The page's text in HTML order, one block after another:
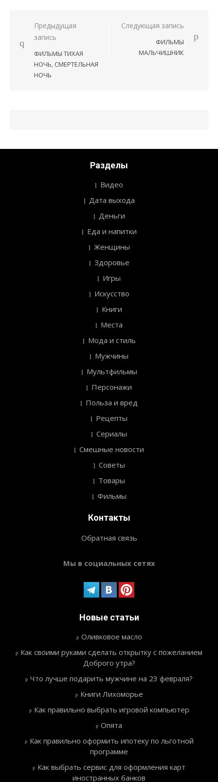
Навигация
по
записям
Предыдущая
запись
ФИЛЬМЫ ТИХАЯ
НОЧЬ, СМЕРТЕЛЬНАЯ
НОЧЬ
Следующая запись
ФИЛЬМЫ
МАЛЬЧИШНИК
Разделы
Видео
Дата выхода
Деньги
Еда и напитки
Женщины
Здоровье
Игры
Искусство
Книги
Места
Мода и стиль
Мужчины
Мультфильмы
Персонажи
Польза и вред
Рецепты
Сериалы
Смешные новости
Советы
Товары
Фильмы
Контакты
Обратная связь
Мы в социальных сетях
Новые статьи
Оливковое масло
Как своими руками сделать открытку с пожеланием
Доброго утра?
Что лучше подарить мужчине на 23 февраля?
Книги Лихоморье
Как правильно выбрать игровой компьютер
Опята
Как правильно оформить ипотеку по льготной
программе
Как выбрать сервис для оформления карт
иностранных банков